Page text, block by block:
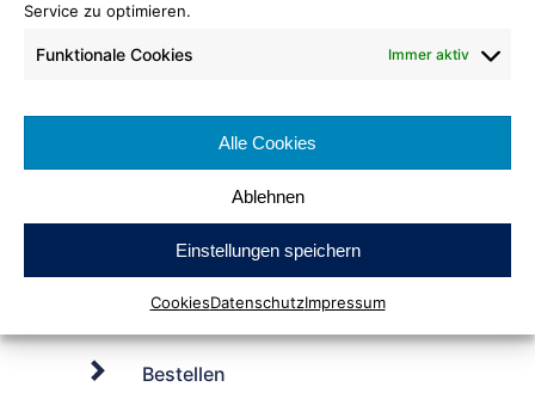
Service zu optimieren.
Funktionale Cookies Immer aktiv
Alle Cookies
Ablehnen
Einstellungen speichern
CookiesDatenschutzImpressum
650 marine
Rollenbreite: ca. 400 cm
Brennverhalten: Cfl-s1
Bestellen
Kräuselvelours Matt